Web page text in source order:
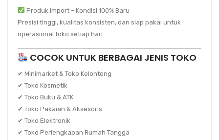
Produk Import – Kondisi 100% Baru
Presisi tinggi, kualitas konsisten, dan siap pakai untuk
operasional toko setiap hari.
COCOK UNTUK BERBAGAI JENIS TOKO
✔ Minimarket & Toko Kelontong
✔ Toko Kosmetik
✔ Toko Buku & ATK
✔ Toko Pakaian & Aksesoris
✔ Toko Elektronik
✔ Toko Perlengkapan Rumah Tangga